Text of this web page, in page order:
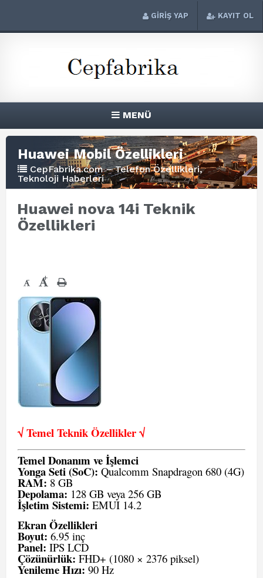
GİRİŞ YAP KAYIT OL
MENÜ
Huawei Mobil Özellikleri
CepFabrika.com – Telefon Özellikleri,
Teknoloji Haberleri
Huawei nova 14i Teknik
Özellikleri
- +
√ Temel Teknik Özellikler √
Temel Donanım ve İşlemci
Yonga Seti (SoC): Qualcomm Snapdragon 680 (4G)
RAM: 8 GB
Depolama: 128 GB veya 256 GB
İşletim Sistemi: EMUI 14.2
Ekran Özellikleri
Boyut: 6.95 inç
Panel: IPS LCD
Çözünürlük: FHD+ (1080 × 2376 piksel)
Yenileme Hızı: 90 Hz